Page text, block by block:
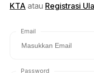
KTA atau Registrasi
Email
Password